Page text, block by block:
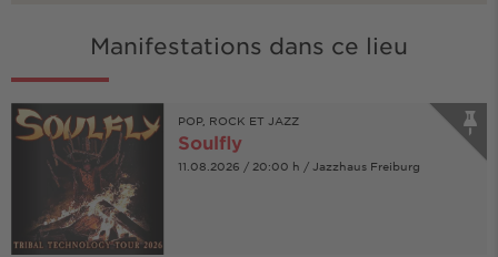
Manifestations dans ce lieu
POP, ROCK ET JAZZ
Soulfly
11.08.2026 / 20:00 h / Jazzhaus Freiburg